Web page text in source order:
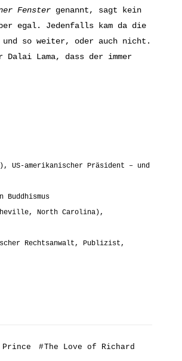
Fenster genannt, sagt kein
egal. Jedenfalls kam da die
und so weiter, oder auch nicht.
Lama, dass der immer
amerikanischer Präsident – und
North Carolina),
Rechtsanwalt, Publizist,
Prince #The Love of Richard